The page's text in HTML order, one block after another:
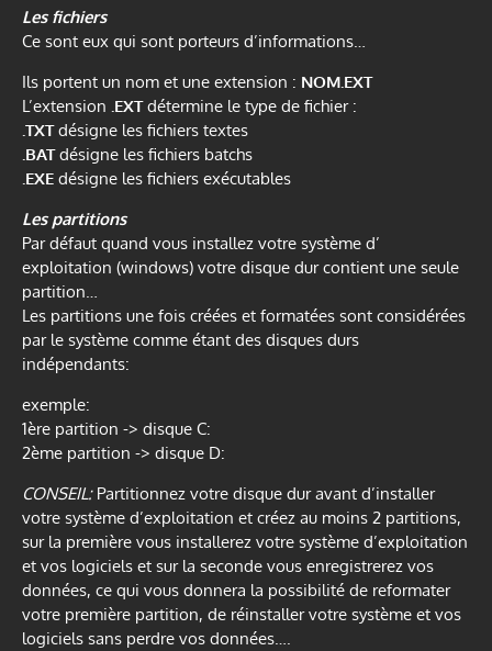
Les fichiers
Ce sont eux qui sont porteurs d’informations…
Ils portent un nom et une extension : NOM.EXT
L’extension .EXTdétermine le type de fichier :
.TXTdésigne les fichiers textes
.BATdésigne les fichiers batchs
.EXE désigne les fichiers exécutables
Les partitions
Par défaut quand vous installez votre système d’
exploitation (windows) votre disque dur contient une seule
partition…
Les partitions une fois créées et formatées sont considérées
par le système comme étant des disques durs
indépendants:
exemple:
1ère partition -> disque C:
2ème partition -> disque D:
CONSEIL:Partitionnez votre disque dur avant d’installer
votre système d’exploitation et créez au moins 2 partitions,
sur la première vous installerez votre système d’exploitation
et vos logiciels et sur la seconde vous enregistrerez vos
données, ce qui vous donnera la possibilité de reformater
votre première partition, de réinstaller votre système et vos
logiciels sans perdre vos données….